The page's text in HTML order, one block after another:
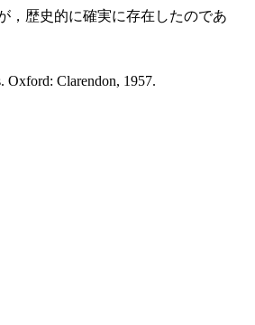
，歴史的に確実に存在したのであ
Oxford: Clarendon, 1957.